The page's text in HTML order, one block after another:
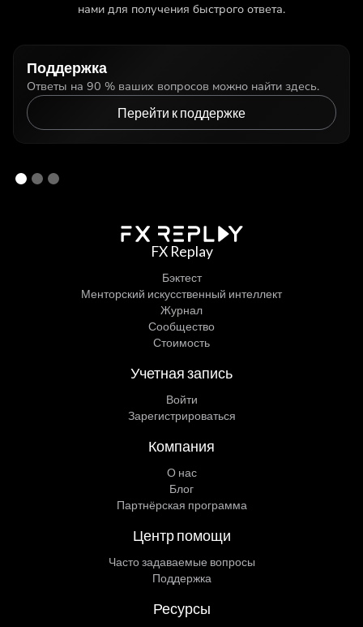
нами для получения быстрого ответа.
Поддержка
Ответы на 90 % ваших вопросов можно найти здесь.
Перейти к поддержке
FX Replay
Бэктест
Менторский искусственный интеллект
Журнал
Сообщество
Стоимость
Учетная запись
Войти
Зарегистрироваться
Компания
О нас
Блог
Партнёрская программа
Центр помощи
Часто задаваемые вопросы
Поддержка
Ресурсы